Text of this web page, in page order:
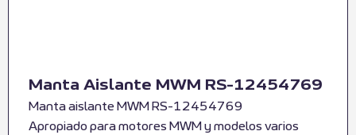
Manta Aislante MWM RS-12454769
Manta aislante MWM RS-12454769
Apropiado para motores MWM y modelos varios